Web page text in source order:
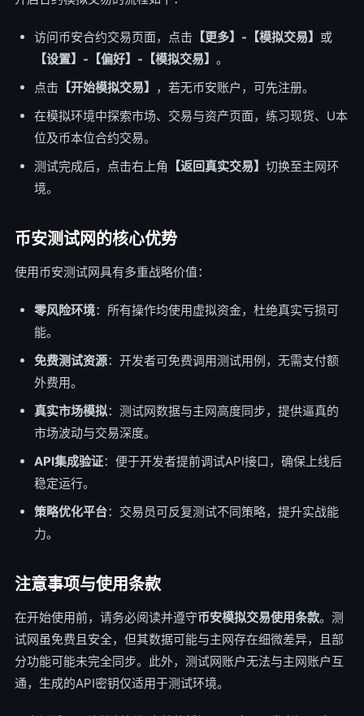
访问币安合约交易页面，点击 【更多】-【模拟交易】 或
【设置】-【偏好】-【模拟交易】 。
点击 【开始模拟交易】
，若无币安账户，可先注册。
在模拟环境中探索市场、交易与资产页面，练习现货、U本
位及币本位合约交易。
测试完成后，点击右上角
【返回真实交易】 切换至主网环
境。
币安测试网的核心优势
使用币安测试网具有多重战略价值：
零风险环境：所有操作均使用虚拟资金，杜绝真实亏损可
能。
免费测试资源：开发者可免费调用测试用例，无需支付额
外费用。
真实市场模拟：测试网数据与主网高度同步，提供逼真的
市场波动与交易深度。
API集成验证：便于开发者提前调试API接口，确保上线后
稳定运行。
策略优化平台：交易员可反复测试不同策略，提升实战能
力。
注意事项与使用条款
在开始使用前，请务必阅读并遵守币安模拟交易使用条款。测
试网虽免费且安全，但其数据可能与主网存在细微差异，且部
分功能可能未完全同步。此外，测试网账户无法与主网账户互
通，生成的API密钥仅适用于测试环境。